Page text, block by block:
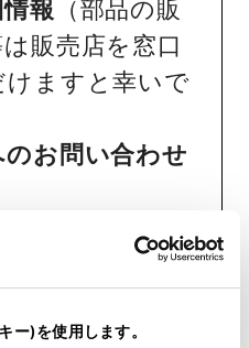
ー)を使用します。
報 （部品の販
販売店を窓口
ますと幸いで
のお問い合わせ
お問い合わせ
（車検証）をご
ムーズな対応